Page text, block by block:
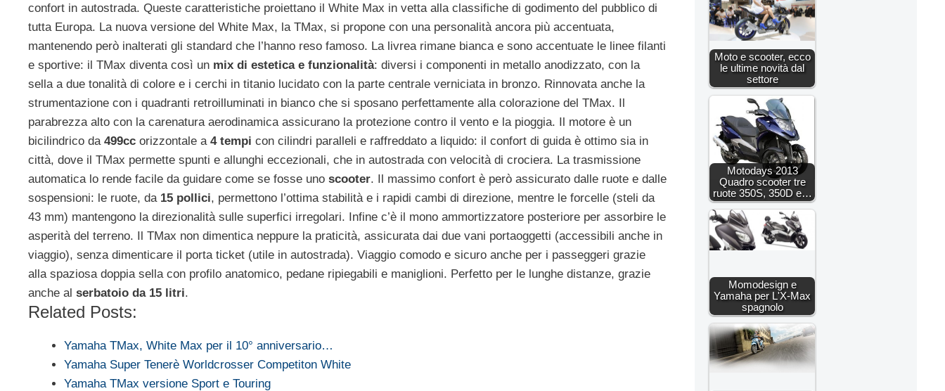
confort in autostrada. Queste caratteristiche proiettano il White Max in vetta alla classifiche di godimento del pubblico di
tutta Europa. La nuova versione del White Max, la TMax, si propone con una personalità ancora più accentuata,
mantenendo però inalterati gli standard che l’hanno reso famoso. La livrea rimane bianca e sono accentuate le linee filanti
e sportive: il TMax diventa così un mix di estetica e funzionalità: diversi i componenti in metallo anodizzato, con la
sella a due tonalità di colore e i cerchi in titanio lucidato con la parte centrale verniciata in bronzo. Rinnovata anche la
strumentazione con i quadranti retroilluminati in bianco che si sposano perfettamente alla colorazione del TMax. Il
parabrezza alto con la carenatura aerodinamica assicurano la protezione contro il vento e la pioggia. Il motore è un
bicilindrico da 499cc orizzontale a 4 tempi con cilindri paralleli e raffreddato a liquido: il confort di guida è ottimo sia in
città, dove il TMax permette spunti e allunghi eccezionali, che in autostrada con velocità di crociera. La trasmissione
automatica lo rende facile da guidare come se fosse uno scooter. Il massimo confort è però assicurato dalle ruote e dalle
sospensioni: le ruote, da 15 pollici, permettono l’ottima stabilità e i rapidi cambi di direzione, mentre le forcelle (steli da
43 mm) mantengono la direzionalità sulle superfici irregolari. Infine c’è il mono ammortizzatore posteriore per assorbire le
asperità del terreno. Il TMax non dimentica neppure la praticità, assicurata dai due vani portaoggetti (accessibili anche in
viaggio), senza dimenticare il porta ticket (utile in autostrada). Viaggio comodo e sicuro anche per i passeggeri grazie
alla spaziosa doppia sella con profilo anatomico, pedane ripiegabili e maniglioni. Perfetto per le lunghe distanze, grazie
anche al serbatoio da 15 litri.
Related Posts:
Yamaha TMax, White Max per il 10° anniversario…
Yamaha Super Tenerè Worldcrosser Competiton White
Yamaha TMax versione Sport e Touring
Moto e scooter, ecco
le ultime novità dal
settore
Motodays 2013
Quadro scooter tre
ruote 350S, 350D e…
Momodesign e
Yamaha per L'X-Max
spagnolo